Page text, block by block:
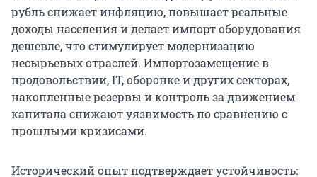
рубль снижает инфляцию, повышает реальные
доходы населения и делает импорт оборудования
дешевле, что стимулирует модернизацию
несырьевых отраслей. Импортозамещение в
продовольствии, IT, оборонке и других секторах,
накопленные резервы и контроль за движением
капитала снижают уязвимость по сравнению с
прошлыми кризисами.
Исторический опыт подтверждает устойчивость: